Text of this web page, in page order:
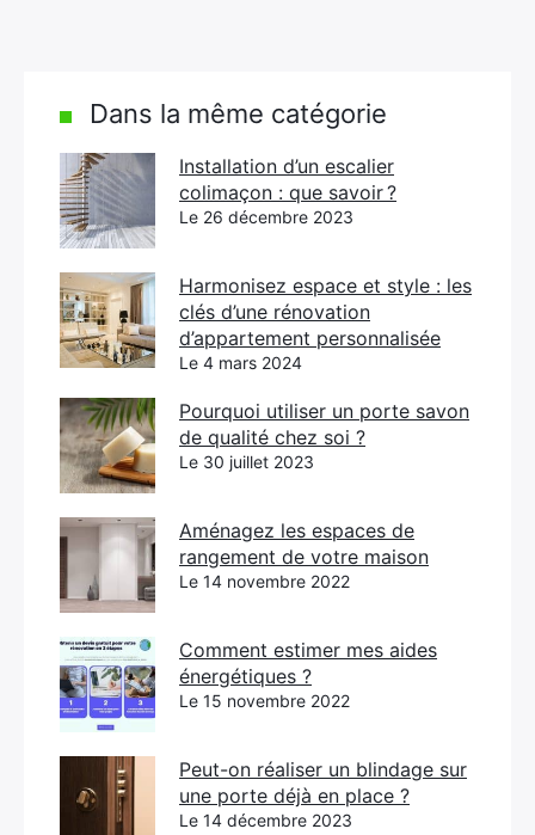
Dans la même catégorie
Installation d’un escalier
colimaçon : que savoir ?
Le 26 décembre 2023
Harmonisez espace et style : les
clés d’une rénovation
d’appartement personnalisée
Le 4 mars 2024
Pourquoi utiliser un porte savon
de qualité chez soi ?
Le 30 juillet 2023
Aménagez les espaces de
rangement de votre maison
Le 14 novembre 2022
Comment estimer mes aides
énergétiques ?
Le 15 novembre 2022
Peut-on réaliser un blindage sur
une porte déjà en place ?
Le 14 décembre 2023